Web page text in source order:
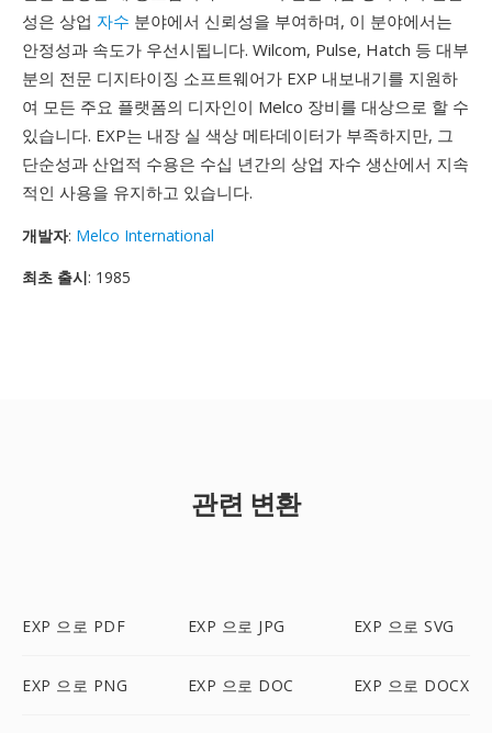
성은 상업 자수 분야에서 신뢰성을 부여하며, 이 분야에서는
안정성과 속도가 우선시됩니다. Wilcom, Pulse, Hatch 등 대부
분의 전문 디지타이징 소프트웨어가 EXP 내보내기를 지원하
여 모든 주요 플랫폼의 디자인이 Melco 장비를 대상으로 할 수
있습니다. EXP는 내장 실 색상 메타데이터가 부족하지만, 그
단순성과 산업적 수용은 수십 년간의 상업 자수 생산에서 지속
적인 사용을 유지하고 있습니다.
개발자: Melco International
최초 출시: 1985
관련 변환
EXP 으로 PDF EXP 으로 JPG EXP 으로 SVG
EXP 으로 PNG EXP 으로 DOC EXP 으로 DOCX